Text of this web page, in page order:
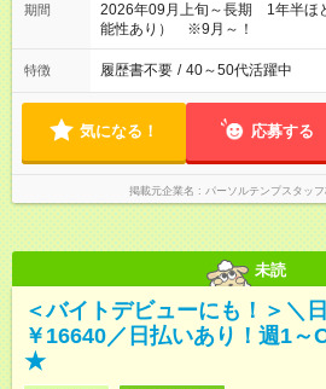
期間
2026年09月上旬～長期 1年半ほ
能性あり） ※9月～！
特徴 履歴書不要 / 40～50代活躍中
気になる！ 応募する
掲載元企業名 パーソルテンプスタッ
未読
＜バイトデビューにも！＞＼
￥16640／日払いあり！週1
★